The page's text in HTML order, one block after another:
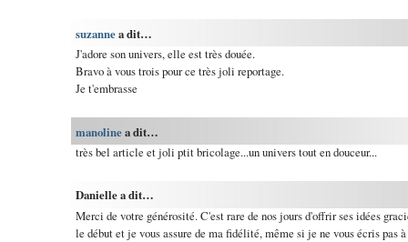
suzannea dit…
J'adore son univers, elle est très douée.
Bravo à vous trois pour ce très joli reportage.
Je t'embrasse
manolinea dit…
très bel article et joli ptit bricolage...un univers tout en douceur...
Danielle a dit…
Merci de votre générosité. C'est rare de nos jours d'offrir ses idées
le début et je vous assure de ma fidélité, même si je ne vous écris pas